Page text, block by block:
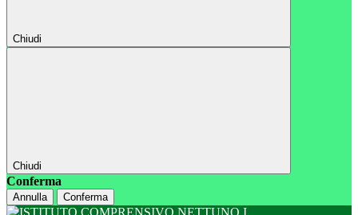
Chiudi
Chiudi
Conferma
Annulla Conferma